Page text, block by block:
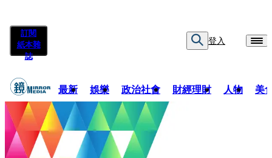
訂閱
紙本雜
誌
登入
最新 娛樂 政治社會 財經理財 人物 美